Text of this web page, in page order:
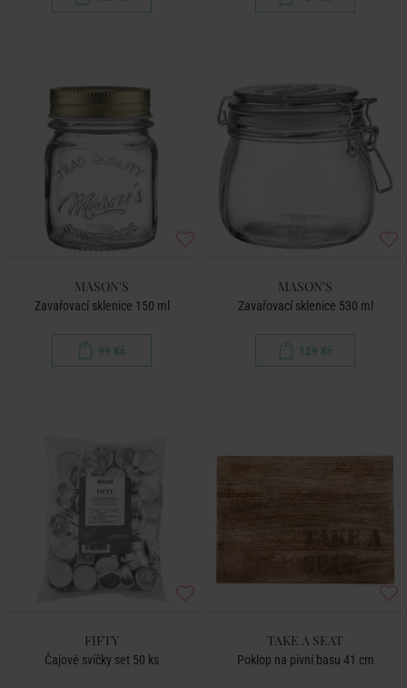
MASON'S
Zavařovací sklenice 150 ml
99 Kč
MASON'S
Zavařovací sklenice 530 ml
129 Kč
FIFTY
Čajové svíčky set 50 ks
TAKE A SEAT
Poklop na pivní basu 41 cm